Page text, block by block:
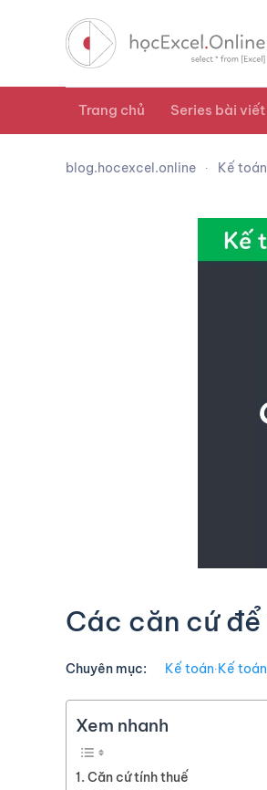
Trang chủ Series bài viết
blog.hocexcel.online Kế toán
Các căn cứ để
Chuyên mục: Kế toán∙Kế
Xem nhanh
Căn cứ tính thuế